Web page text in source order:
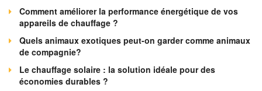
Comment améliorer la performance énergétique de vos
appareils de chauffage ?
Quels animaux exotiques peut-on garder comme animaux
de compagnie?
Le chauffage solaire : la solution idéale pour des
économies durables ?